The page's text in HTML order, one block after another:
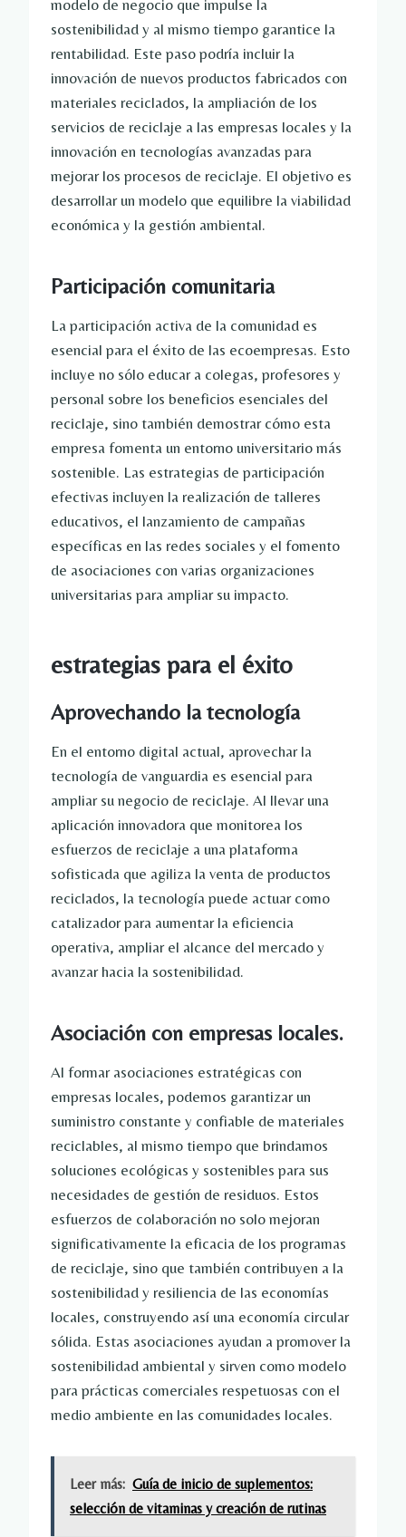
modelo de negocio que impulse la
sostenibilidad y al mismo tiempo garantice la
rentabilidad. Este paso podría incluir la
innovación de nuevos productos fabricados con
materiales reciclados, la ampliación de los
servicios de reciclaje a las empresas locales y la
innovación en tecnologías avanzadas para
mejorar los procesos de reciclaje. El objetivo es
desarrollar un modelo que equilibre la viabilidad
económica y la gestión ambiental.
Participación comunitaria
La participación activa de la comunidad es
esencial para el éxito de las ecoempresas. Esto
incluye no sólo educar a colegas, profesores y
personal sobre los beneficios esenciales del
reciclaje, sino también demostrar cómo esta
empresa fomenta un entorno universitario más
sostenible. Las estrategias de participación
efectivas incluyen la realización de talleres
educativos, el lanzamiento de campañas
específicas en las redes sociales y el fomento
de asociaciones con varias organizaciones
universitarias para ampliar su impacto.
estrategias para el éxito
Aprovechando la tecnología
En el entorno digital actual, aprovechar la
tecnología de vanguardia es esencial para
ampliar su negocio de reciclaje. Al llevar una
aplicación innovadora que monitorea los
esfuerzos de reciclaje a una plataforma
sofisticada que agiliza la venta de productos
reciclados, la tecnología puede actuar como
catalizador para aumentar la eficiencia
operativa, ampliar el alcance del mercado y
avanzar hacia la sostenibilidad.
Asociación con empresas locales.
Al formar asociaciones estratégicas con
empresas locales, podemos garantizar un
suministro constante y confiable de materiales
reciclables, al mismo tiempo que brindamos
soluciones ecológicas y sostenibles para sus
necesidades de gestión de residuos. Estos
esfuerzos de colaboración no solo mejoran
significativamente la eficacia de los programas
de reciclaje, sino que también contribuyen a la
sostenibilidad y resiliencia de las economías
locales, construyendo así una economía circular
sólida. Estas asociaciones ayudan a promover la
sostenibilidad ambiental y sirven como modelo
para prácticas comerciales respetuosas con el
medio ambiente en las comunidades locales.
Leer más: Guía de inicio de suplementos:
selección de vitaminas y creación de rutinas